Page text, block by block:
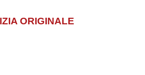
ORIGINALE